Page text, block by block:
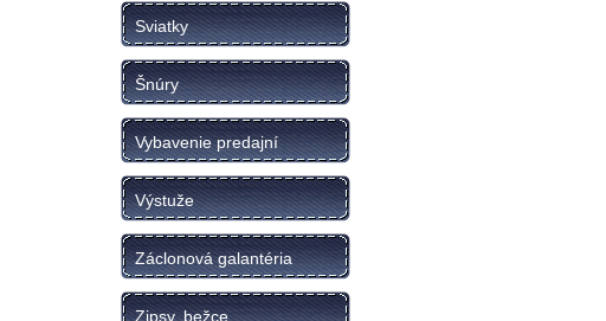
Sviatky
Šnúry
Vybavenie predajní
Výstuže
Záclonová galantéria
Zipsy, bežce